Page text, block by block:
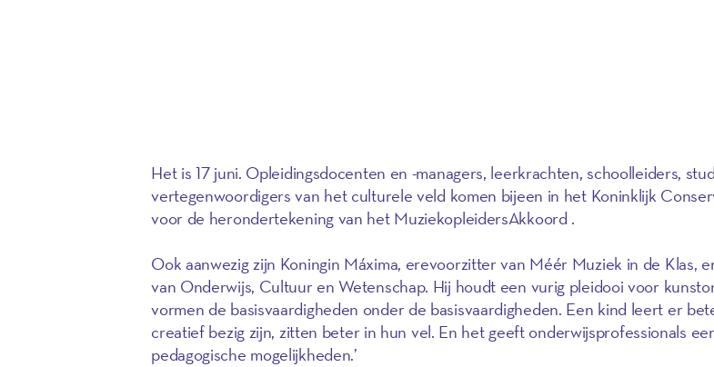
Het is 17 juni. Opleidingsdocenten en -managers, leerkrachten, schoolleiders,
vertegenwoordigers van het culturele veld komen bijeen in het Koninklijk
voor de herondertekening van het MuziekopleidersAkkoord .
Ook aanwezig zijn Koningin Máxima, erevoorzitter van Méér Muziek in de Klas,
van Onderwijs, Cultuur en Wetenschap. Hij houdt een vurig pleidooi voor
vormen de basisvaardigheden onder de basisvaardigheden. Een kind leert er
creatief bezig zijn, zitten beter in hun vel. En het geeft onderwijsprofessionals
pedagogische mogelijkheden.’